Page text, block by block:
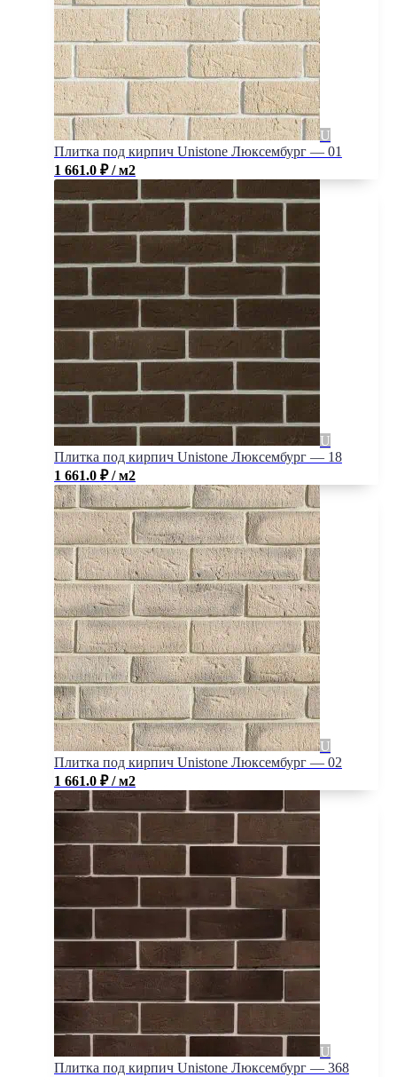
Плитка под кирпич Unistone Люксембург — 01
1 661.0 ₽ / м2
Плитка под кирпич Unistone Люксембург — 18
1 661.0 ₽ / м2
Плитка под кирпич Unistone Люксембург — 02
1 661.0 ₽ / м2
Плитка под кирпич Unistone Люксембург — 368